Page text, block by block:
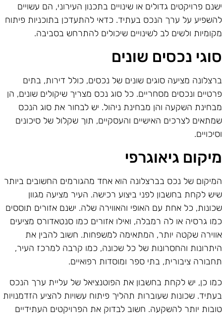
פרויקטים גדולים או שינויים בתכנון העירוני, הם עשויים
על ערך הנכס בעתיד. כדאי להתעדכן בתוכניות פיתוח
ולשים לב לשינויים שיכולים להתרחש בסביבה.
נכסים שונים
מציעה סוגים שונים של נכסים, כולל דירות, בתים
ונכסים מסחריים. כל סוג נכס מצריך שיקולים שונים, הן
השקעה והן מבחינת ניהול. יש לבחור את סוג הנכס
לצרכים האישיים והעסקיים, תוך שקלול של סיכונים
גיאוגרפי
של נכס בברצלונה הוא אחד מהגורמים החשובים ביותר
לקחת בחשבון לפני ביצוע רכישה. העיר מציעה מגוון
כל אחת עם האופי והאווירה שלה. ישנם אזורים תוססים
גרסיה או לה רמבלה, ואילו אזורים כמו סנטאדורס מציעים
שקטה יותר, המתאימה למשפחות. חשוב להבין את
והחסרונות של כל שכונה, כמו קרבה למרכז העיר,
ציבורית, בתי ספר ומוסדות רפואיים.
כן, יש לקחת בחשבון את הפוטנציאל של עליית ערך הנכס
שכונות שעוברות תהליך פיתוח עשויות להציע הזדמנויות
יותר להשקעה. חשוב לבדוק את הפרויקטים העתידיים